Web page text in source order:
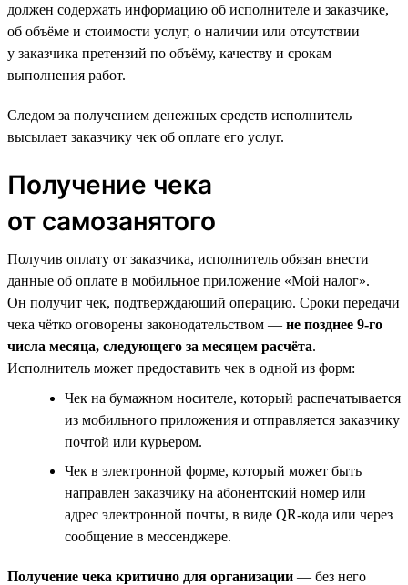
должен содержать информацию об исполнителе и заказчике,
об объёме и стоимости услуг, о наличии или отсутствии
у заказчика претензий по объёму, качеству и срокам
выполнения работ.
Следом за получением денежных средств исполнитель
высылает заказчику чек об оплате его услуг.
Получение чека
от самозанятого
Получив оплату от заказчика, исполнитель обязан внести
данные об оплате в мобильное приложение «Мой налог».
Он получит чек, подтверждающий операцию. Сроки передачи
чека чётко оговорены законодательством — не позднее 9-го
числа месяца, следующего за месяцем расчёта.
Исполнитель может предоставить чек в одной из форм:
Чек на бумажном носителе, который распечатывается
из мобильного приложения и отправляется заказчику
почтой или курьером.
Чек в электронной форме, который может быть
направлен заказчику на абонентский номер или
адрес электронной почты, в виде QR-кода или через
сообщение в мессенджере.
Получение чека критично для организации — без него